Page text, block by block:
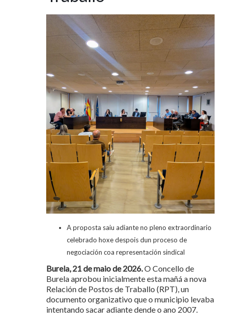
A proposta saiu adiante no pleno extraordinario
celebrado hoxe despois dun proceso de
negociación coa representación sindical
Burela, 21 de maio de 2026.O Concello de
Burela aprobou inicialmente esta mañá a nova
Relación de Postos de Traballo (RPT), un
documento organizativo que o municipio levaba
intentando sacar adiante dende o ano 2007.